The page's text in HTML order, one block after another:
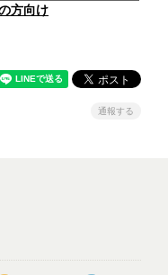
方向け
通報する